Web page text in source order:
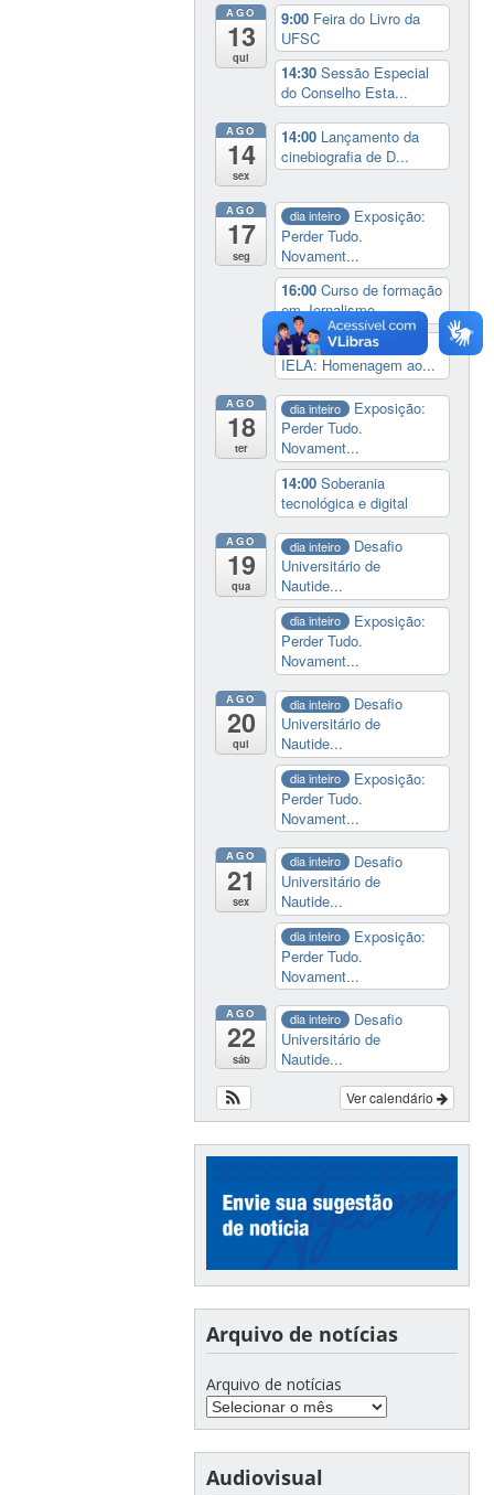
AGO
13
qui
9:00 Feira do Livro da
UFSC
14:30Sessão Especial
do Conselho Esta...
AGO
14
sex
14:00 Lançamento da
cinebiografia de D...
AGO
17
seg
dia inteiro
Exposição:
Perder Tudo.
Novament...
16:00Curso de formação
em Jornalismo ...
19:00 Aula Magna do
IELA: Homenagem ao...
AGO
18
ter
dia inteiro
Exposição:
Perder Tudo.
Novament...
14:00Soberania
tecnológica e digital
AGO
19
qua
dia inteiro
Desafio
Universitário de
Nautide...
dia inteiro
Exposição:
Perder Tudo.
Novament...
AGO
20
qui
dia inteiro
Desafio
Universitário de
Nautide...
dia inteiro
Exposição:
Perder Tudo.
Novament...
AGO
21
sex
dia inteiro
Desafio
Universitário de
Nautide...
dia inteiro
Exposição:
Perder Tudo.
Novament...
AGO
22
sáb
dia inteiro
Desafio
Universitário de
Nautide...
Ver calendário
Arquivo de notícias
Arquivo de notícias
Audiovisual